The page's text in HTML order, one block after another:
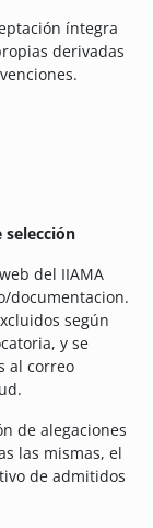
íntegra
derivadas
del IIAMA
documentacion.
según
y se
al correo
de alegaciones
las mismas, el
de admitidos